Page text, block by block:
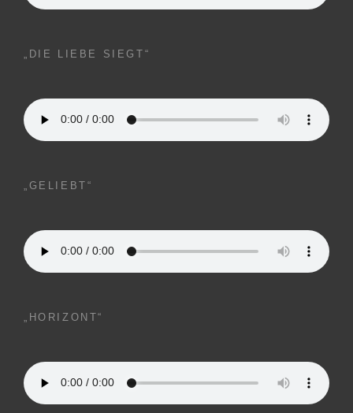
„DIE LIEBE SIEGT“
„GELIEBT“
„HORIZONT“